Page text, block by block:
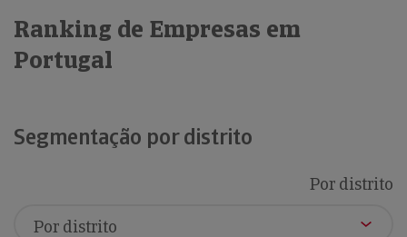
Ranking de Empresas em
Portugal
Segmentação por distrito
Por distrito